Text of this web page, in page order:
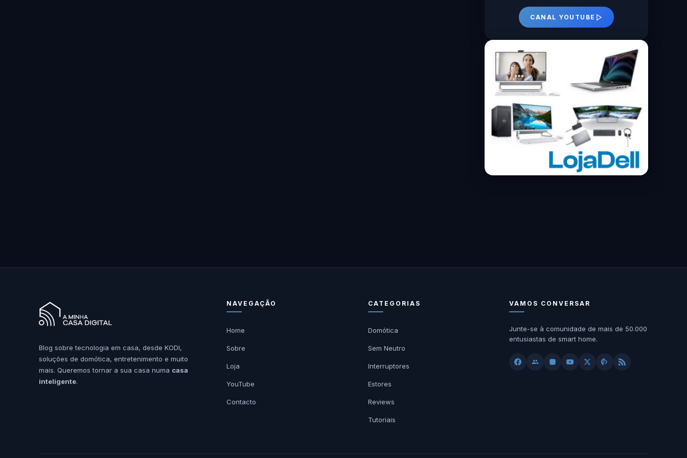
CANAL YOUTUBE
Blog sobre tecnologia em casa, desde KODI,
soluções de domótica, entretenimento e muito
mais. Queremos tornar a sua casa numa casa
inteligente.
NAVEGAÇÃO
Home
Sobre
Loja
YouTube
Contacto
CATEGORIAS
Domótica
Sem Neutro
Interruptores
Estores
Reviews
Tutoriais
VAMOS CONVERSAR
Junte-se à comunidade de mais de 50.000
entusiastas de smart home.